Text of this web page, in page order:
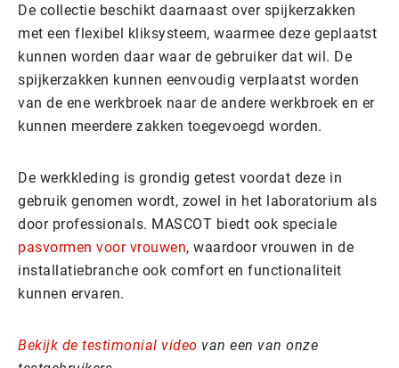
De collectie beschikt daarnaast over spijkerzakken
met een flexibel kliksysteem, waarmee deze geplaatst
kunnen worden daar waar de gebruiker dat wil. De
spijkerzakken kunnen eenvoudig verplaatst worden
van de ene werkbroek naar de andere werkbroek en er
kunnen meerdere zakken toegevoegd worden.
De werkkleding is grondig getest voordat deze in
gebruik genomen wordt, zowel in het laboratorium als
door professionals. MASCOT biedt ook speciale
pasvormen voor vrouwen, waardoor vrouwen in de
installatiebranche ook comfort en functionaliteit
kunnen ervaren.
Bekijk de testimonial video van een van onze